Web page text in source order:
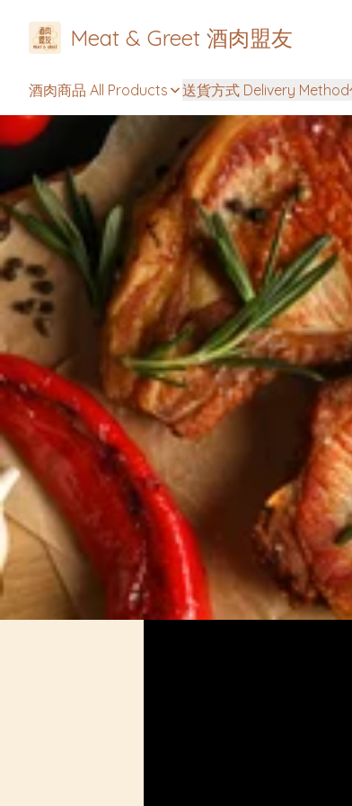
Meat & Greet 酒肉盟友
酒肉商品 All Products 送貨方式 Delivery Method